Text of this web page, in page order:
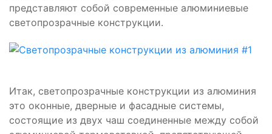
представляют собой современные алюминиевые
светопрозрачные конструкции.
Итак, светопрозрачные конструкции из алюминия
это оконные, дверные и фасадные системы,
состоящие из двух чаш соединенные между собой